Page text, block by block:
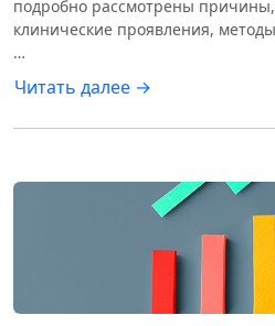
подробно рассмотрены
клинические проявления,
…
Читать далее →